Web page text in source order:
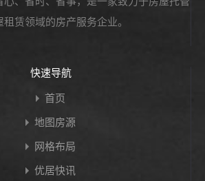
租赁领域的房产服务企业。
快速导航
首页
地图房源
网格布局
优居快讯